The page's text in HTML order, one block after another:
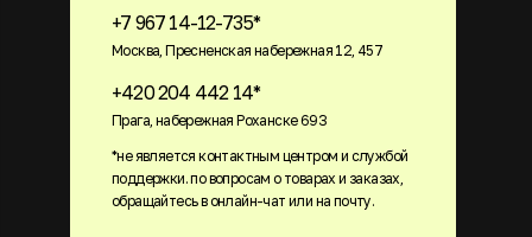
+7 967 14-12-735*
Москва, Пресненская набережная 12, 457
+420 204 442 14*
Прага, набережная Роханске 693
*не является контактным центром и службой
поддержки. по вопросам о товарах и заказах,
обращайтесь в онлайн-чат или на почту.